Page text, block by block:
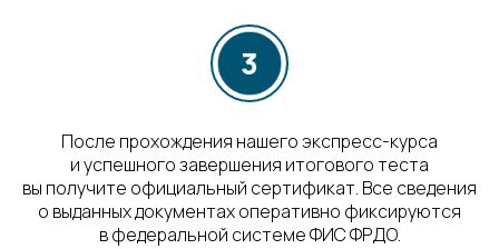
После прохождения нашего экспресс-курса
и успешного завершения итогового теста
вы получите официальный сертификат. Все сведения
о выданных документах оперативно фиксируются
в федеральной системе ФИС ФРДО.